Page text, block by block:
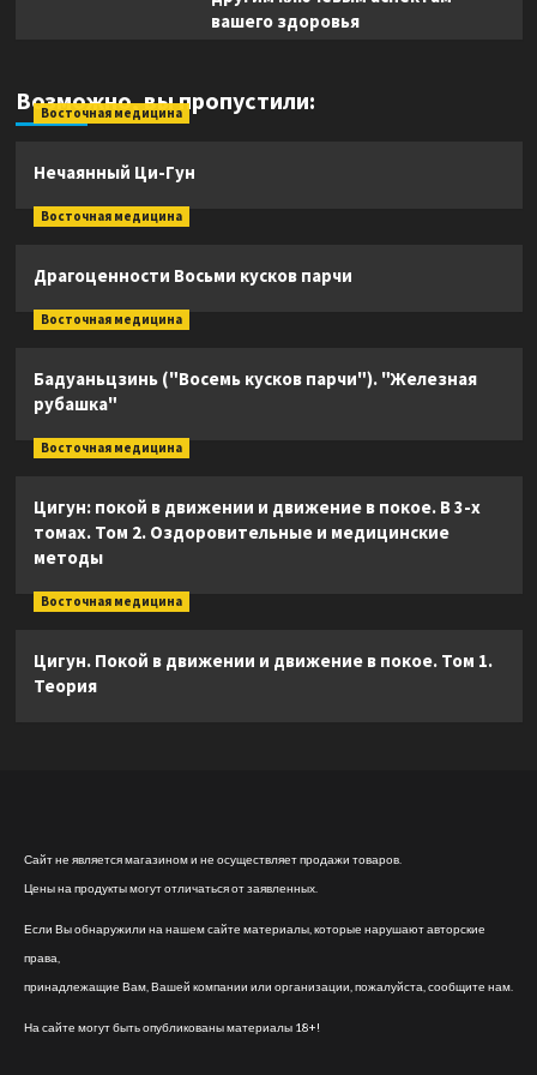
вашего здоровья
Возможно, вы пропустили:
Восточная медицина
Нечаянный Ци-Гун
Восточная медицина
Драгоценности Восьми кусков парчи
Восточная медицина
Бадуаньцзинь ("Восемь кусков парчи"). "Железная
рубашка"
Восточная медицина
Цигун: покой в движении и движение в покое. В 3-х
томах. Том 2. Оздоровительные и медицинские
методы
Восточная медицина
Цигун. Покой в движении и движение в покое. Том 1.
Теория
Сайт не является магазином и не осуществляет продажи товаров.
Цены на продукты могут отличаться от заявленных.
Если Вы обнаружили на нашем сайте материалы, которые нарушают авторские
права,
принадлежащие Вам, Вашей компании или организации, пожалуйста, сообщите нам.
На сайте могут быть опубликованы материалы 18+!